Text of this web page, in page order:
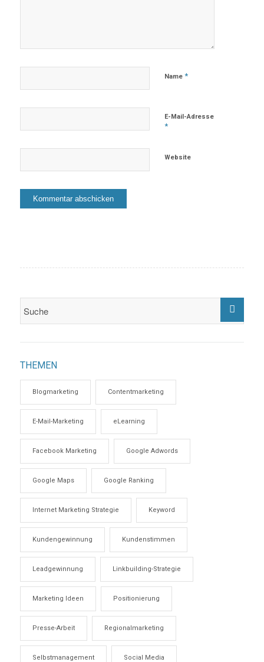
Name *
E-Mail-Adresse
*
Website
THEMEN
Blogmarketing Contentmarketing
E-Mail-Marketing eLearning
Facebook Marketing Google Adwords
Google Maps Google Ranking
Internet Marketing Strategie Keyword
Kundengewinnung Kundenstimmen
Leadgewinnung Linkbuilding-Strategie
Marketing Ideen Positionierung
Presse-Arbeit Regionalmarketing
Selbstmanagement Social Media